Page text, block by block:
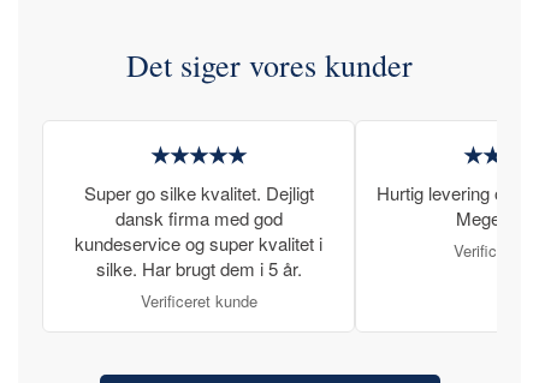
Det siger vores kunder
★★★★★
Super go silke kvalitet. Dejligt
dansk firma med god
kundeservice og super kvalitet i
silke. Har brugt dem i 5 år.
Verificeret kunde
Hurtig levering og
Meget
Verificeret